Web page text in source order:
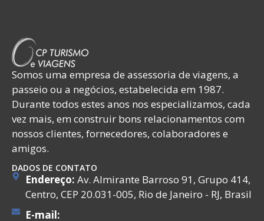
Somos uma empresa de assessoria de viagens, a
passeio ou a negócios, estabelecida em 1987.
Durante todos estes anos nos especializamos, cada
vez mais, em construir bons relacionamentos com
nossos clientes, fornecedores, colaboradores e
amigos.
DADOS DE CONTATO
Endereço: Av. Almirante Barroso 91, Grupo 414,
Centro, CEP 20.031-005, Rio de Janeiro - RJ, Brasil
E-mail: